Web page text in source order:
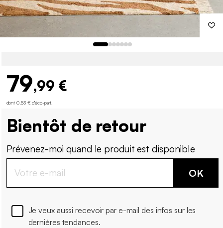
79,99 €
dont 0,53 € d'éco-part
Bientôt de retour
Prévenez-moi quand le produit est disponible
OK
Je veux aussi recevoir par e-mail des infos sur les
dernières tendances.